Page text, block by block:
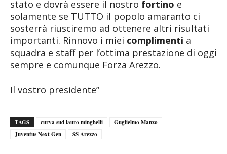
stato e dovrà essere il nostro fortino e
solamente se TUTTO il popolo amaranto ci
sosterrà riusciremo ad ottenere altri risultati
importanti. Rinnovo i miei complimenti a
squadra e staff per l’ottima prestazione di oggi
sempre e comunque Forza Arezzo.
Il vostro presidente”
TAGS curva sud lauro minghelli
Guglielmo Manzo
Juventus Next Gen
SS Arezzo